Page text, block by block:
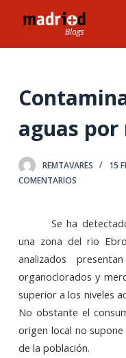
l
o
n
d
o
aguas
REMTAVARES 15
COMENTARIOS
Se ha
una zona del rio
analizados
organoclorados y
superior a los niveles
No obstante el
origen local no
de la población.